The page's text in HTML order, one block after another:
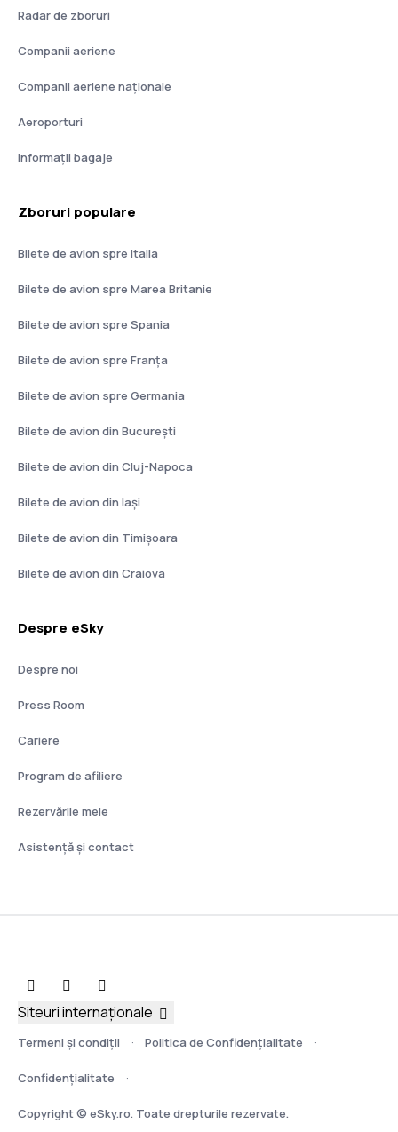
Radar de zboruri
Companii aeriene
Companii aeriene naţionale
Aeroporturi
Informații bagaje
Zboruri populare
Bilete de avion spre Italia
Bilete de avion spre Marea Britanie
Bilete de avion spre Spania
Bilete de avion spre Franţa
Bilete de avion spre Germania
Bilete de avion din București
Bilete de avion din Cluj-Napoca
Bilete de avion din Iași
Bilete de avion din Timișoara
Bilete de avion din Craiova
Despre eSky
Despre noi
Press Room
Cariere
Program de afiliere
Rezervările mele
Asistenţă şi contact
Termeni şi condiţii Politica de Confidențialitate
Confidențialitate
Copyright © eSky.ro. Toate drepturile rezervate.
Siteuri internaționale